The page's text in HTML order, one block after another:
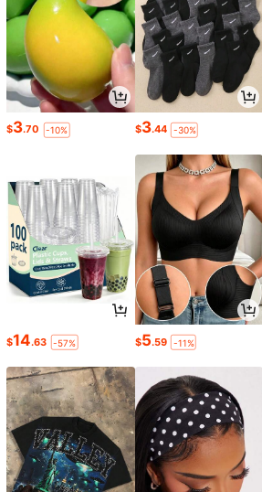
$3.70 -10% $3.44 -30%
$14.63 -57% $5.59 -11%